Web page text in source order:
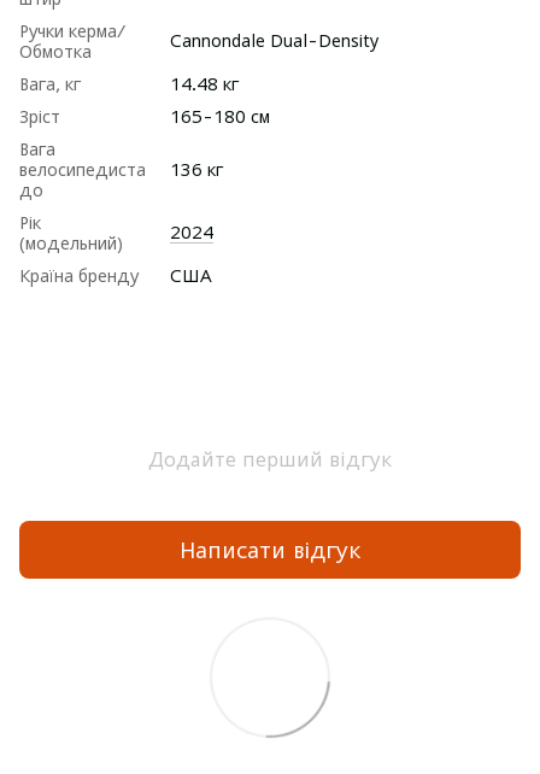
Ручки керма/
Обмотка
Cannondale Dual-Density
Вага, кг
14.48 кг
Зріст
165-180 см
Вага
велосипедиста
до
136 кг
Рік
(модельний)
2024
Країна бренду США
Додайте перший відгук
Написати відгук